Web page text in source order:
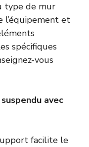
type de mur
l’équipement et
spécifiques
vous
avec
facilite le